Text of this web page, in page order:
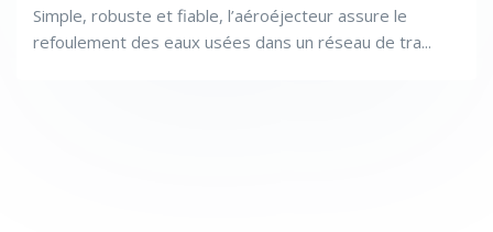
Simple, robuste et fiable, l’aéroéjecteur assure le
refoulement des eaux usées dans un réseau de tra...